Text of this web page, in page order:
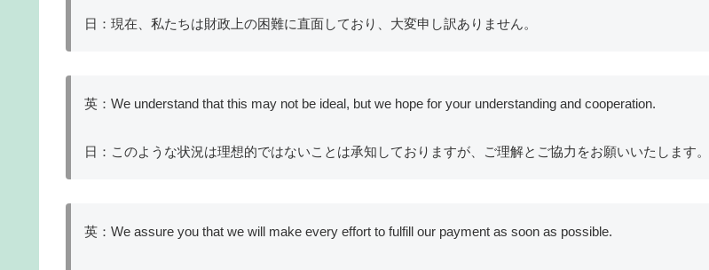
日：現在、私たちは財政上の困難に直面しており、大変申し訳ありません。
英：We understand that this may not be ideal, but we hope for your understanding and cooperation.
日：このような状況は理想的ではないことは承知しておりますが、ご理解とご協力をお願いいたします。
英：We assure you that we will make every effort to fulfill our payment as soon as possible.